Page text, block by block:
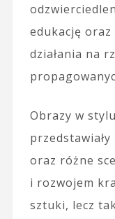
edukację
działania na
Obrazy w
oraz różne
i rozwojem
sztuki, lecz